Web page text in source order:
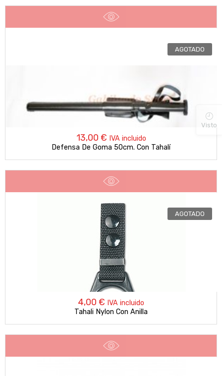
AGOTADO
13,00 € IVA incluido
Defensa De Goma 50cm. Con Tahalí
AGOTADO
4,00 € IVA incluido
Tahali Nylon Con Anilla
Visto